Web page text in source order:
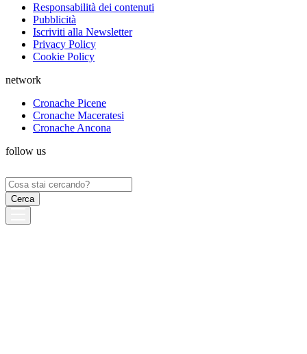
Responsabilità dei contenuti
Pubblicità
Iscriviti alla Newsletter
Privacy Policy
Cookie Policy
network
Cronache Picene
Cronache Maceratesi
Cronache Ancona
follow us
Ricerca
per: